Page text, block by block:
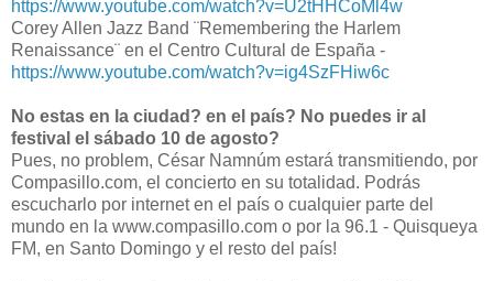
https://www.youtube.com/watch?v=U2tHHCoMl4w
Corey Allen Jazz Band ¨Remembering the Harlem
Renaissance¨ en el Centro Cultural de España -
https://www.youtube.com/watch?v=ig4SzFHiw6c
No estas en la ciudad? en el país? No puedes ir al
festival el sábado 10 de agosto?
Pues, no problem, César Namnúm estará transmitiendo, por
Compasillo.com, el concierto en su totalidad. Podrás
escucharlo por internet en el país o cualquier parte del
mundo en la www.compasillo.com o por la 96.1 - Quisqueya
FM, en Santo Domingo y el resto del país!